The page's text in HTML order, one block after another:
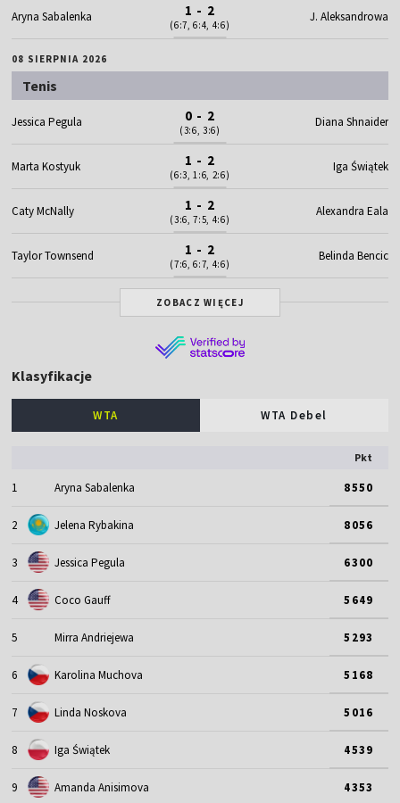
Aryna Sabalenka 1 - 2
(6:7, 6:4, 4:6)
J. Aleksandrowa
08 SIERPNIA 2026
Tenis
Jessica Pegula 0 - 2
(3:6, 3:6)
Diana Shnaider
Marta Kostyuk 1 - 2
(6:3, 1:6, 2:6)
Iga Świątek
Caty McNally 1 - 2
(3:6, 7:5, 4:6)
Alexandra Eala
Taylor Townsend 1 - 2
(7:6, 6:7, 4:6)
Belinda Bencic
ZOBACZ WIĘCEJ
Klasyfikacje
WTA WTA Debel
Pkt
1 Aryna Sabalenka 8550
2 Jelena Rybakina 8056
3 Jessica Pegula 6300
4 Coco Gauff 5649
5 Mirra Andriejewa 5293
6 Karolina Muchova 5168
7 Linda Noskova 5016
8 Iga Świątek 4539
9 Amanda Anisimova 4353